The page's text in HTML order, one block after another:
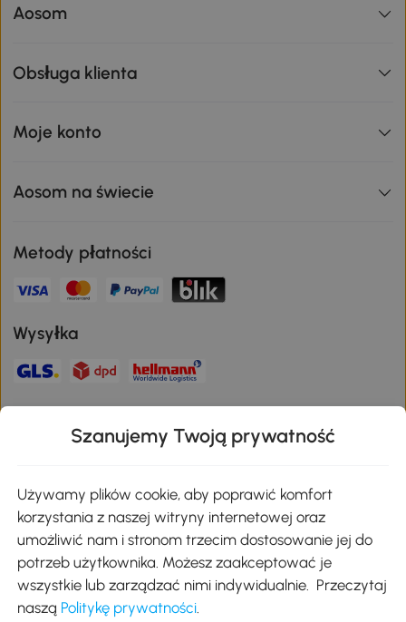
Aosom
Obsługa klienta
Moje konto
Aosom na świecie
Metody płatności
Wysyłka
Pobierz aplikację Aosom
Google Play
Szanujemy Twoją prywatność
Używamy plików cookie, aby poprawić komfort
korzystania z naszej witryny internetowej oraz
umożliwić nam i stronom trzecim dostosowanie jej do
potrzeb użytkownika. Możesz zaakceptować je
wszystkie lub zarządzać nimi indywidualnie. Przeczytaj
naszą Politykę prywatności.